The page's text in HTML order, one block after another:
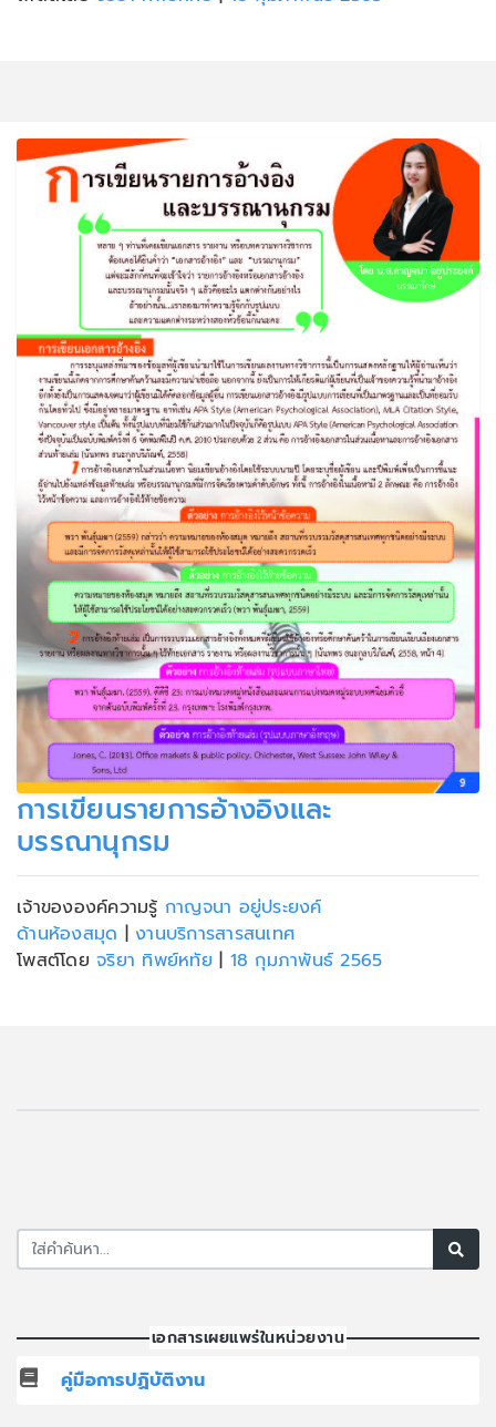
การเขียนรายการอ้างอิงและ
บรรณานุกรม
เจ้าขององค์ความรู้ กาญจนา อยู่ประยงค์
ด้านห้องสมุด | งานบริการสารสนเทศ
โพสต์โดย จริยา ทิพย์หทัย | 18 กุมภาพันธ์ 2565
เอกสารเผยแพร่ในหน่วยงาน
คู่มือการปฏิบัติงาน